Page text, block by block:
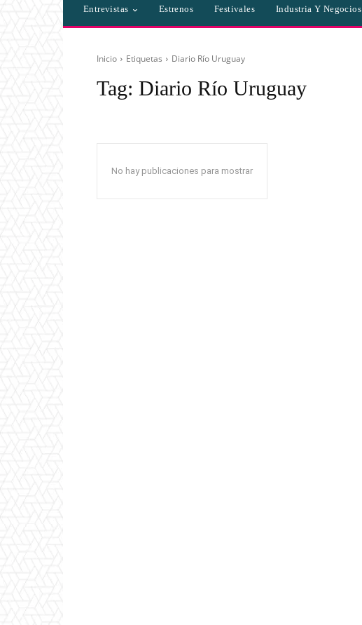
Entrevistas Estrenos Festivales Industria Y Negocios
Inicio Etiquetas Diario Río Uruguay
Tag: Diario Río Uruguay
No hay publicaciones para mostrar